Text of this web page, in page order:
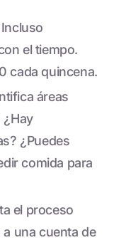
el tiempo.
cada quincena.
áreas
¿Puedes
comida para
el proceso
una cuenta de